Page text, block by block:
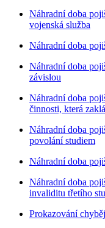
Náhradní doba
vojenská služba
Náhradní doba
Náhradní doba
závislou
Náhradní doba
činnosti, která
Náhradní doba
povolání studiem
Náhradní doba
Náhradní doba
invaliditu třetího
Prokazování